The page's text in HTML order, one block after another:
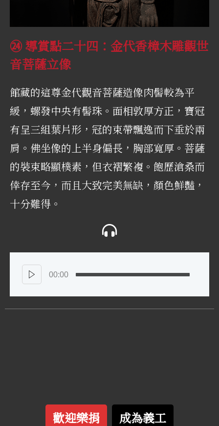
㉔ 導賞點二十四：金代香樟木雕觀世
音菩薩立像
館藏的這尊金代觀音菩薩造像肉髻較為平
緩，螺發中央有髻珠。面相敦厚方正，寶冠
有呈三組葉片形，冠的束帶飄逸而下垂於兩
肩。佛坐像的上半身偏長，胸部寬厚。菩薩
的裝束略顯樸素，但衣褶繁複。飽歷滄桑而
倖存至今，而且大致完美無缺，顏色鮮豔，
十分難得。
00:00
歡迎樂捐 成為義工